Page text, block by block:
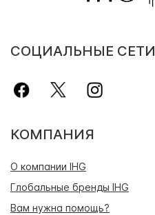
СОЦИАЛЬНЫЕ СЕТИ
КОМПАНИЯ
О компании IHG
Глобальные бренды IHG
Вам нужна помощь?